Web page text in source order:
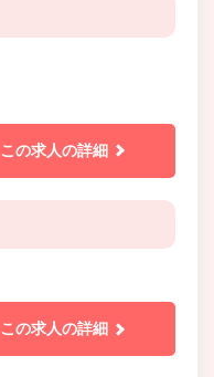
この求人の詳細
この求人の詳細